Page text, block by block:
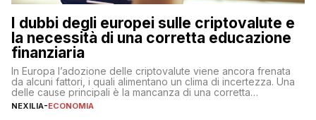
I dubbi degli europei sulle criptovalute e
la necessità di una corretta educazione
finanziaria
In Europa l’adozione delle criptovalute viene ancora frenata
da alcuni fattori, i quali alimentano un clima di incertezza. Una
delle cause principali è la mancanza di una corretta
educazione finanziaria, che impedisce ad una larga parte della
NEXILIA-ECONOMIA